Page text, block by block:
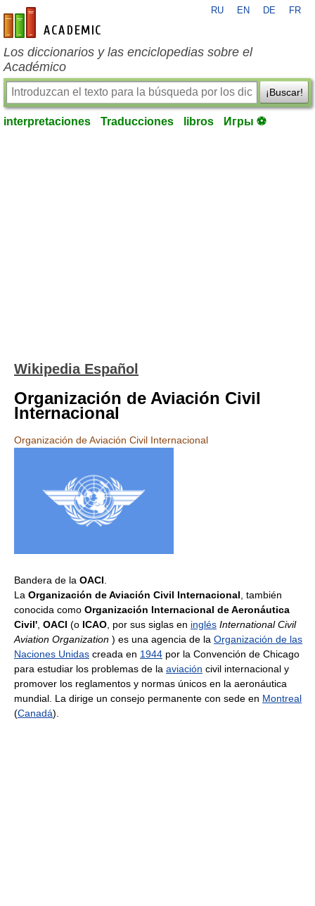
es-academic.com
RU EN DE FR
Los diccionarios y las enciclopedias sobre el
Académico
¡Buscar!
interpretaciones Traducciones libros Игры ⚽
Wikipedia Español
Organización de Aviación Civil
Internacional
Organización de Aviación Civil Internacional
Bandera de la OACI.
La Organización de Aviación Civil Internacional, también
conocida como Organización Internacional de Aeronáutica
Civil', OACI (o ICAO, por sus siglas en inglés International Civil
Aviation Organization ) es una agencia de la Organización de las
Naciones Unidas creada en 1944 por la Convención de Chicago
para estudiar los problemas de la aviación civil internacional y
promover los reglamentos y normas únicos en la aeronáutica
mundial. La dirige un consejo permanente con sede en Montreal
(Canadá).